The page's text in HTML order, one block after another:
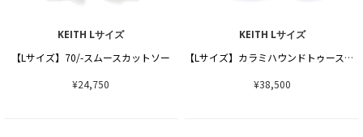
KEITH Lサイズ
【Lサイズ】70/-スムースカットソー
¥24,750
KEITH Lサイズ
【Lサイズ】カラミハウンドトゥースジャケット
¥38,500